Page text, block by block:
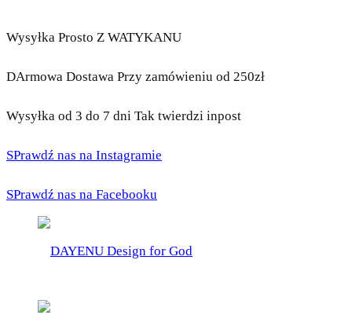
Wysyłka Prosto Z WATYKANU
DArmowa Dostawa Przy zamówieniu od 250zł
Wysyłka od 3 do 7 dni Tak twierdzi inpost
SPrawdź nas na Instagramie
SPrawdź nas na Facebooku